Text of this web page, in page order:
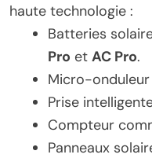
haute technologie :
Batteries
Pro et AC Pro.
Micro-onduleur
Prise
Compteur
Panneaux